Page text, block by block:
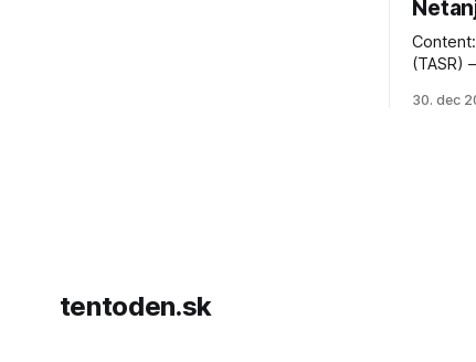
(TASR)
vyhlásil,
30. dec
tentoden.sk